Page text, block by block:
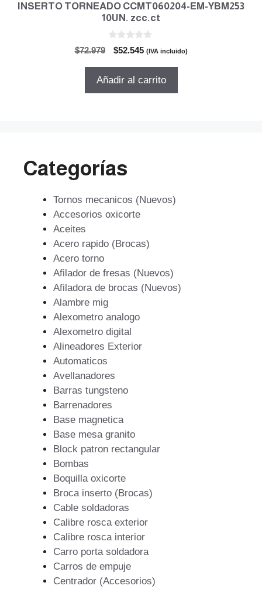
INSERTO TORNEADO CCMT060204-EM-YBM253
10UN. zcc.ct
$72.979
El
original
$52.545El
actual
(IVA incluido)
Añadir al carrito
Categorías
Tornos mecanicos (Nuevos)
Accesorios oxicorte
Aceites
Acero rapido (Brocas)
Acero torno
Afilador de fresas (Nuevos)
Afiladora de brocas (Nuevos)
Alambre mig
Alexometro analogo
Alexometro digital
Alineadores Exterior
Automaticos
Avellanadores
Barras tungsteno
Barrenadores
Base magnetica
Base mesa granito
Block patron rectangular
Bombas
Boquilla oxicorte
Broca inserto (Brocas)
Cable soldadoras
Calibre rosca exterior
Calibre rosca interior
Carro porta soldadora
Carros de empuje
Centrador (Accesorios)